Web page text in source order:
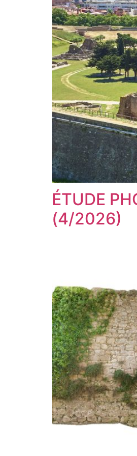
ÉTUDE
(4/2026)